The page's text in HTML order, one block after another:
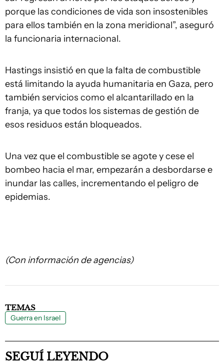
porque las condiciones de vida son insostenibles
para ellos también en la zona meridional”, aseguró
la funcionaria internacional.
Hastings insistió en que la falta de combustible
está limitando la ayuda humanitaria en Gaza, pero
también servicios como el alcantarillado en la
franja, ya que todos los sistemas de gestión de
esos residuos están bloqueados.
Una vez que el combustible se agote y cese el
bombeo hacia el mar, empezarán a desbordarse e
inundar las calles, incrementando el peligro de
epidemias.
(Con información de agencias)
TEMAS
Guerra en Israel
SEGUÍ LEYENDO